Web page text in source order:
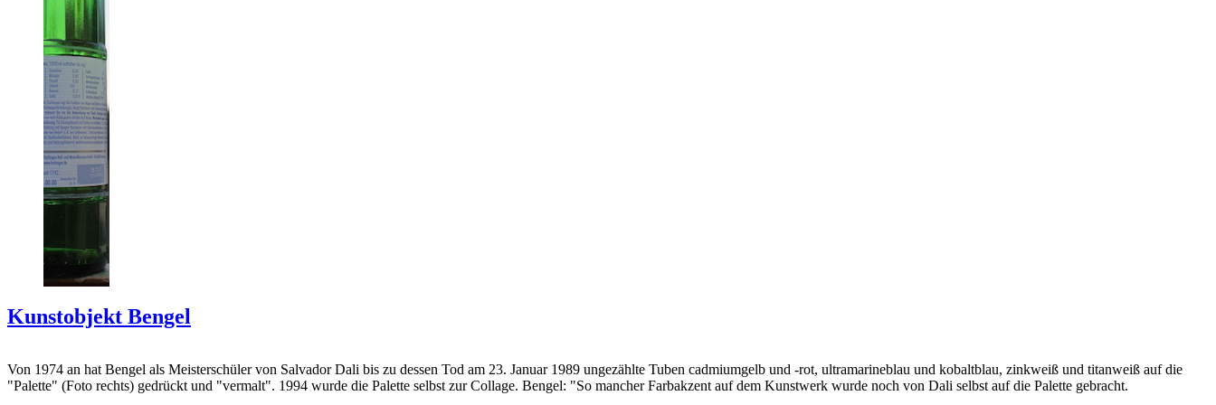
Kunstobjekt Bengel
Von 1974 an hat Bengel als Meisterschüler von Salvador Dali bis zu dessen Tod am 23. Januar 1989 ungezählte Tuben cadmiumgelb und -rot, ultramarineblau und kobaltblau, zinkweiß und titanweiß auf die
"Palette" (Foto rechts) gedrückt und "vermalt". 1994 wurde die Palette selbst zur Collage. Bengel: "So mancher Farbakzent auf dem Kunstwerk wurde noch von Dali selbst auf die Palette gebracht.